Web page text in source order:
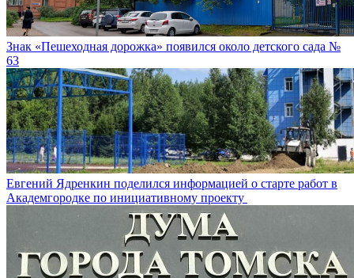
Знак «Пешеходная дорожка» появился около детского сада №
63
Евгений Ядренкин поделился информацией о старте работ в
Академгородке по инициативному проекту